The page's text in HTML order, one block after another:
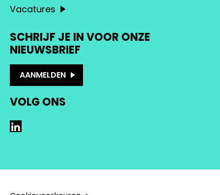
Vacatures
SCHRIJF JE IN VOOR ONZE
NIEUWSBRIEF
AANMELDEN
VOLG ONS
LinkedIn